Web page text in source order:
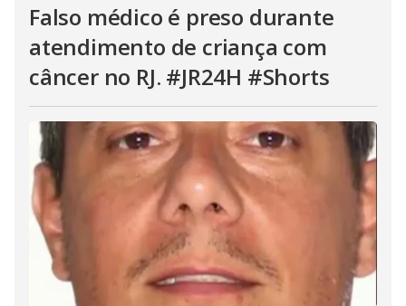
Falso médico é preso durante
atendimento de criança com
câncer no RJ. #JR24H #Shorts